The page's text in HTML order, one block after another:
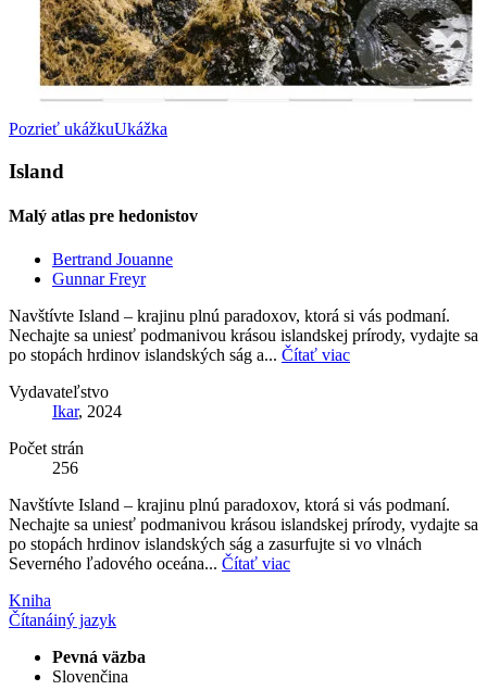
Pozrieť ukážkuUkážka
Island
Malý atlas pre hedonistov
Bertrand Jouanne
Gunnar Freyr
Navštívte Island – krajinu plnú paradoxov, ktorá si vás podmaní.
Nechajte sa uniesť podmanivou krásou islandskej prírody, vydajte sa
po stopách hrdinov islandských ság a... Čítať viac
Vydavateľstvo
Ikar, 2024
Počet strán
256
Navštívte Island – krajinu plnú paradoxov, ktorá si vás podmaní.
Nechajte sa uniesť podmanivou krásou islandskej prírody, vydajte sa
po stopách hrdinov islandských ság a zasurfujte si vo vlnách
Severného ľadového oceána... Čítať viac
Kniha
Čítanáiný jazyk
Pevná väzba
Slovenčina